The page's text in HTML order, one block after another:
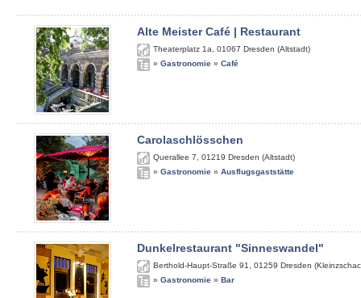
Alte Meister Café | Restaurant
Theaterplatz 1a 01067 Dresden (Altstadt)
» Gastronomie » Café
Carolaschlösschen
Querallee 7 01219 Dresden (Altstadt)
» Gastronomie » Ausflugsgaststätte
Dunkelrestaurant "Sinneswandel"
Berthold-Haupt-Straße 91 01259 Dresden
» Gastronomie » Bar